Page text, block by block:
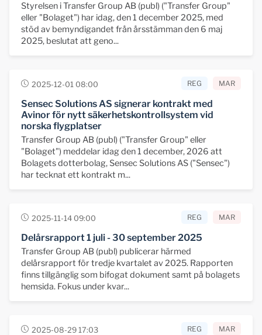
Styrelsen i Transfer Group AB (publ) ("Transfer Group"
eller "Bolaget") har idag, den 1 december 2025, med
stöd av bemyndigandet från årsstämman den 6 maj
2025, beslutat att geno...
2025-12-01 08:00 REG MAR
Sensec Solutions AS signerar kontrakt med
Avinor för nytt säkerhetskontrollsystem vid
norska flygplatser
Transfer Group AB (publ) ("Transfer Group" eller
"Bolaget") meddelar idag den 1 december, 2026 att
Bolagets dotterbolag, Sensec Solutions AS ("Sensec")
har tecknat ett kontrakt m...
2025-11-14 09:00 REG MAR
Delårsrapport 1 juli - 30 september 2025
Transfer Group AB (publ) publicerar härmed
delårsrapport för tredje kvartalet av 2025. Rapporten
finns tillgänglig som bifogat dokument samt på bolagets
hemsida. Fokus under kvar...
2025-08-29 17:03 REG MAR